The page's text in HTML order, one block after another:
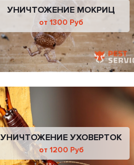
УНИЧТОЖЕНИЕ МОКРИЦ
от 1300 Руб
УНИЧТОЖЕНИЕ УХОВЕРТОК
от 1200 Руб